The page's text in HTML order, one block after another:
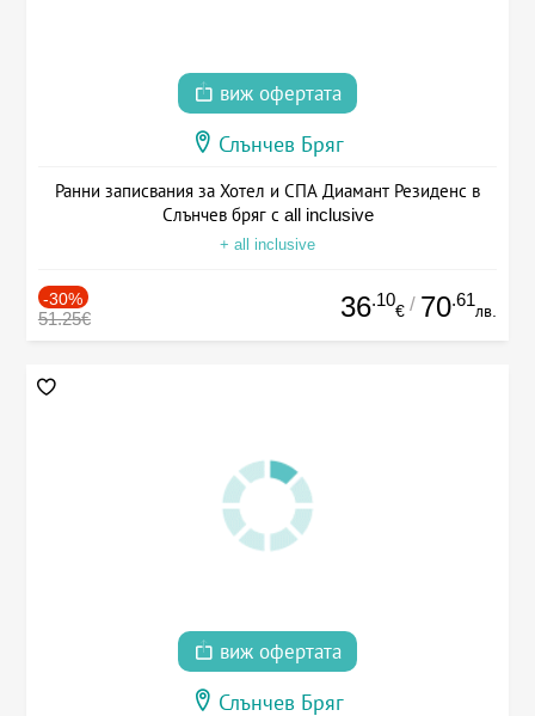
виж офертата
Слънчев Бряг
Ранни записвания за Хотел и СПА Диамант Резиденс в
Слънчев бряг с all inclusive
+ all inclusive
-30%
51.25€ 36.10
€ / 70.61
лв.
виж офертата
Слънчев Бряг